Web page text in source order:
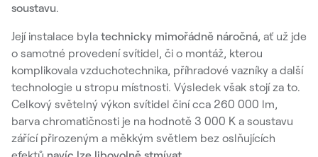
soustavu.
Její instalace byla technicky mimořádně náročná, ať už jde
o samotné provedení svítidel, či o montáž, kterou
komplikovala vzduchotechnika, příhradové vazníky a další
technologie u stropu místnosti. Výsledek však stojí za to.
Celkový světelný výkon svítidel činí cca 260 000 lm,
barva chromatičnosti je na hodnotě 3 000 K a soustavu
zářící přirozeným a měkkým světlem bez oslňujících